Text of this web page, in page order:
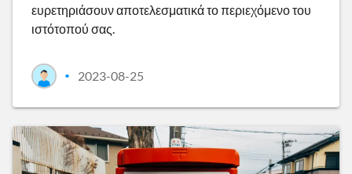
ευρετηριάσουν αποτελεσματικά το περιεχόμενο του
ιστότοπού σας.
• 2023-08-25